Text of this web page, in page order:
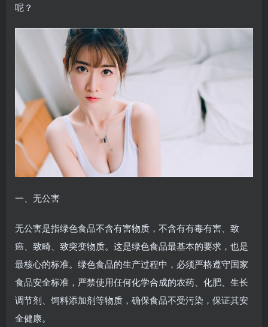
呢？
一、无公害
无公害是指绿色食品不含有害物质，不含有有毒有害、致
癌、致畸、致突变物质。这是绿色食品最基本的要求，也是
最核心的标准。绿色食品的生产过程中，必须严格遵守国家
食品安全标准，严禁使用任何化学合成的农药、化肥、生长
调节剂、饲料添加剂等物质，确保食品不受污染，保证其安
全健康。